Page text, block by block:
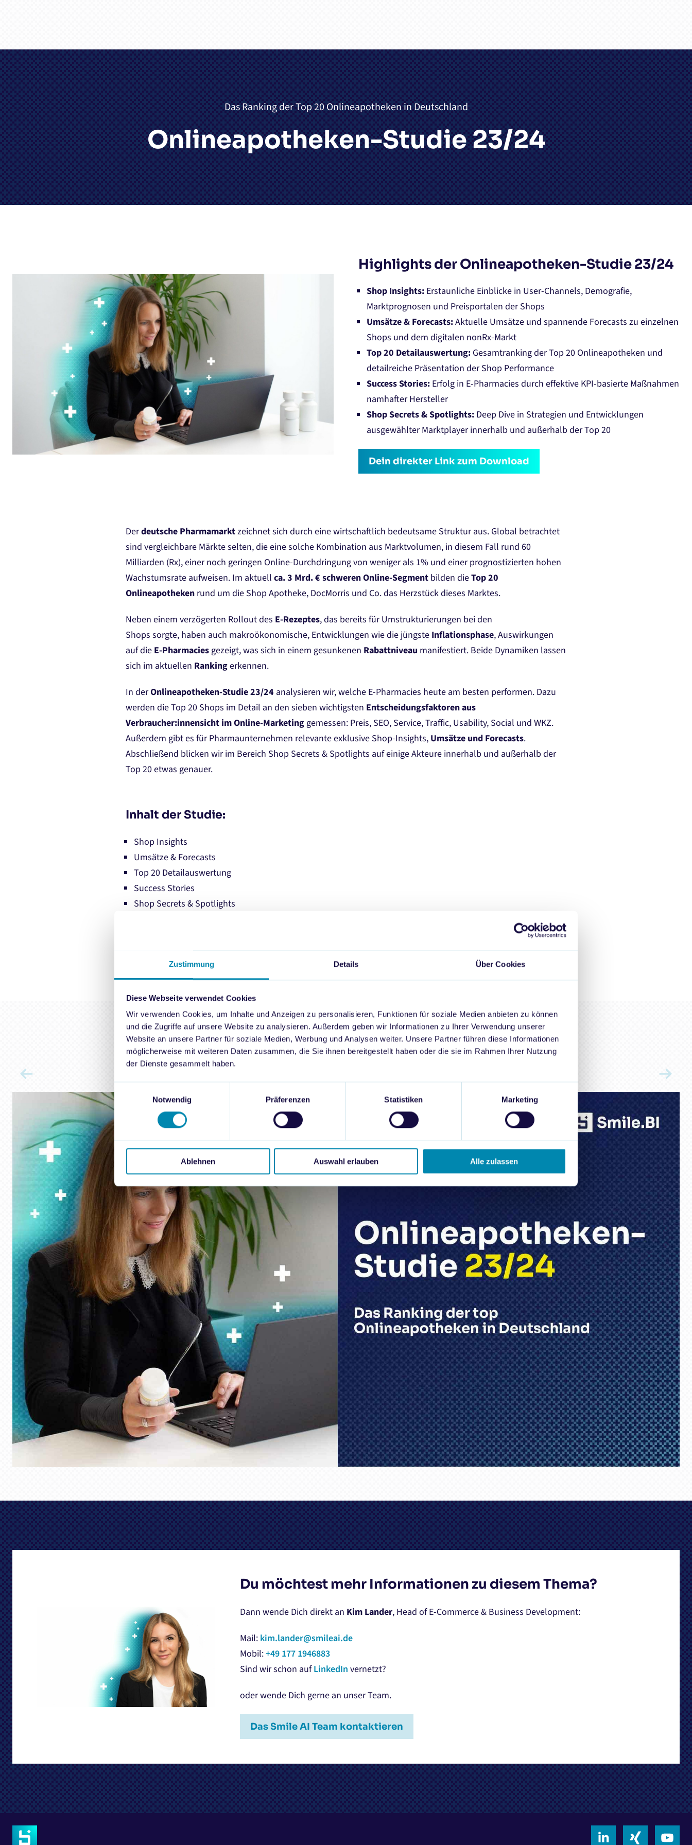
Zustimmung Details Über Cookies
Diese Webseite verwendet Cookies
Wir verwenden Cookies, um Inhalte und Anzeigen zu personalisieren, Funktionen für soziale Medien anbieten zu können
und die Zugriffe auf unsere Website zu analysieren. Außerdem geben wir Informationen zu Ihrer Verwendung unserer
Website an unsere Partner für soziale Medien, Werbung und Analysen weiter. Unsere Partner führen diese Informationen
möglicherweise mit weiteren Daten zusammen, die Sie ihnen bereitgestellt haben oder die sie im Rahmen Ihrer Nutzung
der Dienste gesammelt haben.
Notwendig
Präferenzen Statistiken Marketing
Ablehnen Auswahl erlauben Alle zulassen
Das Ranking der Top 20 Onlineapotheken in Deutschland
Onlineapotheken-Studie 23/24
Highlights der Onlineapotheken-Studie 23/24
Shop Insights: Erstaunliche Einblicke in User-Channels, Demografie,
Marktprognosen und Preisportalen der Shops
Umsätze & Forecasts:Aktuelle Umsätze und spannende Forecasts zu einzelnen
Shops und dem digitalen nonRx-Markt
Top 20 Detailauswertung: Gesamtranking der Top 20 Onlineapotheken und
detailreiche Präsentation der Shop Performance
Success Stories: Erfolg in E-Pharmacies durch effektive KPI-basierte Maßnahmen
namhafter Hersteller
Shop Secrets & Spotlights: Deep Dive in Strategien und Entwicklungen
ausgewählter Marktplayer innerhalb und außerhalb der Top 20
Dein direkter Link zum Download
Derdeutsche Pharmamarktzeichnet sich durch eine wirtschaftlich bedeutsame Struktur aus. Global betrachtet
sind vergleichbare Märkte selten, die eine solche Kombination aus Marktvolumen, in diesem Fall rund 60
Milliarden (Rx), einer noch geringen Online-Durchdringung von weniger als 1% und einer prognostizierten hohen
Wachstumsrate aufweisen. Im aktuell ca. 3 Mrd. € schweren Online-Segment bilden dieTop 20
Onlineapotheken rund um die Shop Apotheke, DocMorris und Co. das Herzstück dieses Marktes.
Neben einem verzögerten Rollout des E-Rezeptes, das bereits für Umstrukturierungen bei den
Shops sorgte, haben auch makroökonomische, Entwicklungen wie die jüngste Inflationsphase, Auswirkungen
auf die E-Pharmaciesgezeigt, was sich in einem gesunkenen Rabattniveau manifestiert. Beide Dynamiken lassen
sich im aktuellen Rankingerkennen.
In derOnlineapotheken-Studie 23/24 analysieren wir, welche E-Pharmacies heute am besten performen. Dazu
werden die Top 20 Shops im Detail an den sieben wichtigsten Entscheidungsfaktoren aus
Verbraucher:innensicht im Online-Marketinggemessen: Preis, SEO, Service, Traffic, Usability, Social und WKZ.
Außerdem gibt es für Pharmaunternehmen relevante exklusive Shop-Insights, Umsätze und Forecasts.
Abschließend blicken wir im Bereich Shop Secrets & Spotlights auf einige Akteure innerhalb und außerhalb der
Top 20 etwas genauer.
Inhalt der Studie:
Shop Insights
Umsätze & Forecasts
Top 20 Detailauswertung
Success Stories
Shop Secrets & Spotlights
Auszüge aus der Studie
Du möchtest mehr Informationen zu diesem Thema?
Dann wende Dich direkt an Kim Lander, Head of E-Commerce & Business Development:
Mail: kim.lander@smileai.de
Mobil:+49 177 1946883
Sind wir schon aufLinkedIn vernetzt?
oder wende Dich gerne an unser Team.
Das Smile AI Team kontaktieren